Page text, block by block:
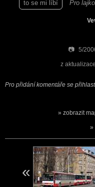
to se mi líbí Pro
📷 5/
z aktualizace
Pro přidání komentáře se
zobrazit